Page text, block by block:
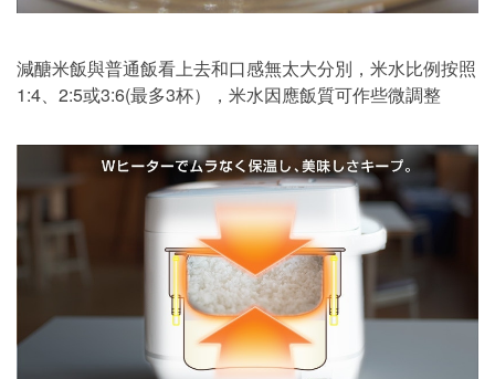
減醣米飯與普通飯看上去和口感無太大分別，米水比例按照
1:4、2:5或3:6(最多3杯），米水因應飯質可作些微調整